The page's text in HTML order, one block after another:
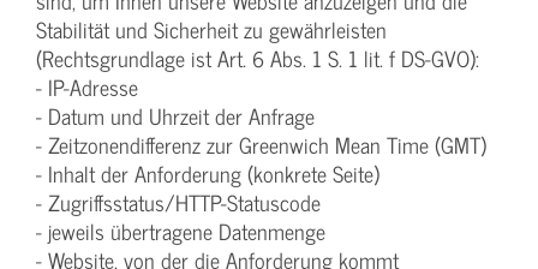
Stabilität und Sicherheit zu gewährleisten
(Rechtsgrundlage ist Art. 6 Abs. 1 S. 1 lit. f DS-GVO):
- IP-Adresse
- Datum und Uhrzeit der Anfrage
- Zeitzonendifferenz zur Greenwich Mean Time (GMT)
- Inhalt der Anforderung (konkrete Seite)
- Zugriffsstatus/HTTP-Statuscode
- jeweils übertragene Datenmenge
- Website, von der die Anforderung kommt